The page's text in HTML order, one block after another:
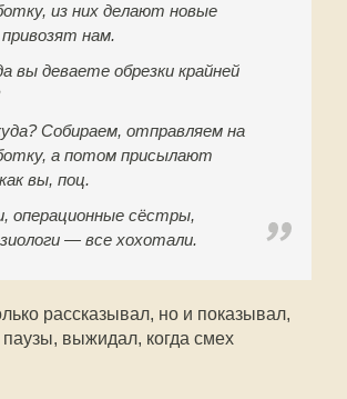
из них делают новые
привозят нам.
вы деваете обрезки крайней
Собираем, отправляем на
а потом присылают
вы, поц.
операционные сёстры,
— все хохотали.
рассказывал, но и показывал,
выжидал, когда смех